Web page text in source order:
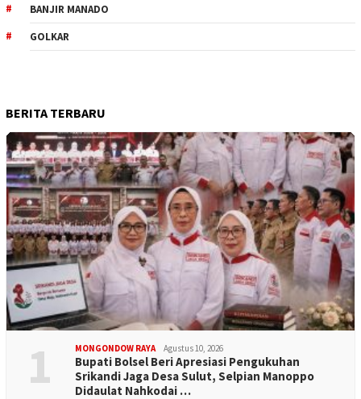
BANJIR MANADO
GOLKAR
BERITA TERBARU
1 MONGONDOW RAYA Agustus 10, 2026
Bupati Bolsel Beri Apresiasi Pengukuhan
Srikandi Jaga Desa Sulut, Selpian Manoppo
Didaulat Nahkodai …